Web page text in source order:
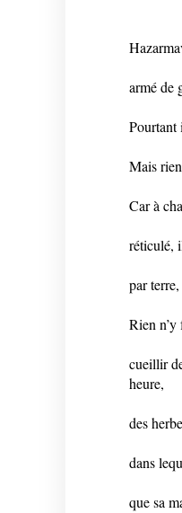
armé de
Pourtant
Mais
Car à
réticulé,
par
Rien
cueillir
heure,
des
dans
que sa